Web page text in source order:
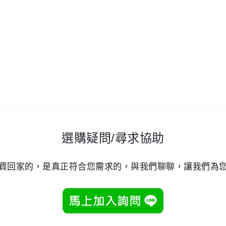
選購疑問/尋求協助
回家的，是真正符合您需求的，與我們聊聊，讓我們為